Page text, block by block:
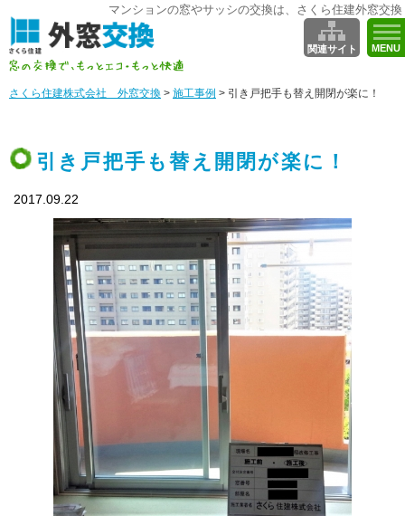
関連サイト MENU
マンションの窓やサッシの交換は、さくら住建外窓交換
さくら住建株式会社 外窓交換 > 施工事例 > 引き戸把手も替え開閉が楽に！
引き戸把手も替え開閉が楽に！
2017.09.22